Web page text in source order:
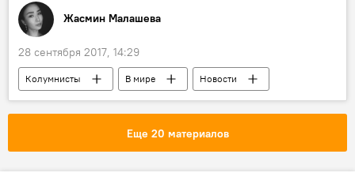
Жасмин Малашева
28 сентября 2017, 14:29
Колумнисты В мире
Новости
Общество
Еще 20 материалов